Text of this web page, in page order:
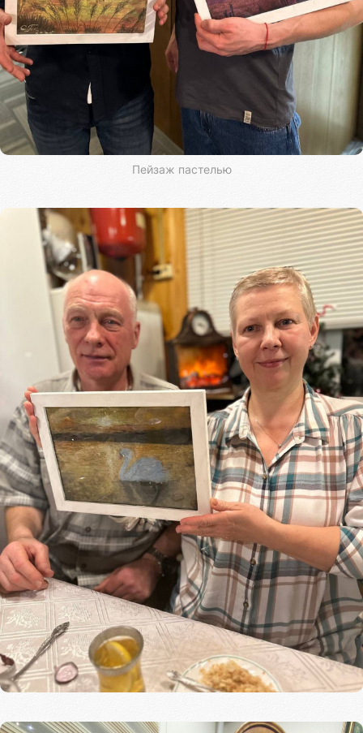
Пейзаж пастелью